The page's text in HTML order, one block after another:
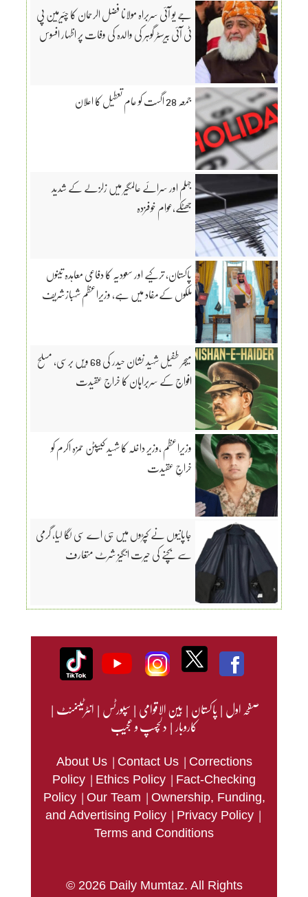
جے یو آئی سربراہ مولانا فضل الرحمان کا چئیرمین پی
ٹی آئی بیرسٹر گوہر کی والدہ کی وفات پر اظہار افسوس
جمعہ 28 اگست کو عام تعطیل کا اعلان
جہلم اور سرائے عالمگیر میں زلزلے کے شدید
جھٹکے،عوام خوفزدہ
پاکستان، ترکیے اور سعودیہ کا دفاعی معاہدہ تینوں
ملکوں کےمفاد میں ہے، وزیراعظم شہبازشریف
میجر طفیل شہید نشان حیدر کی 68 ویں برسی، مسلح
افواج کے سربراہان کا خراج عقیدت
وزیراعظم ،وزیر داخلہ کا شہید کیپٹن حمزہ اکرم کو
خراجِ عقیدت
جاپانیوں نے کپڑوں میں ہی اے سی لگا لیا، گرمی
سے بچنے کی حیرت انگیز شرٹ متعارف
صفحہ اول|پاکستان|بین الاقوامی|سپورٹس|انٹرٹینمنٹ|
کاروبار|دلچسپ و عجیب
About Us | Contact Us | Corrections
Policy | Ethics Policy | Fact-Checking
Policy | Our Team | Ownership, Funding,
and Advertising Policy | Privacy Policy |
Terms and Conditions
© 2026 Daily Mumtaz. All Rights